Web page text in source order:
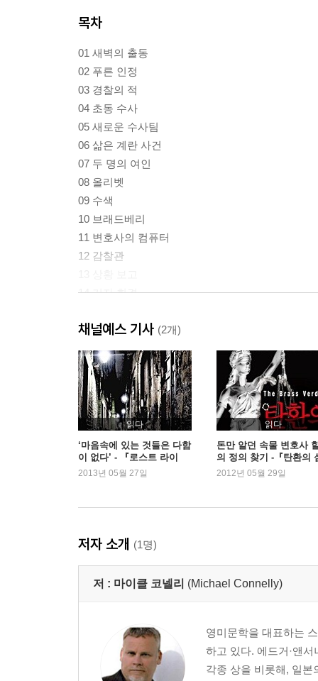
목차
01 새벽의 출동
02 푸른 인정
03 경찰의 적
04 초동 수사
05 새로운 수사팀
06 삶은 계란 사건
07 두 명의 여인
08 올리벳
09 수색
10 브래드베리
11 변호사의 컴퓨터
12 감찰관
14 기자 회견
16 중독자들
17 재앙의 시작
18 성인(聖人) 만들기
19 미스트리스 레지나
20 진실
21 거래
22 이별
23 과녁
24 알리바이
28 영장
29 남은 자의 죄책감
30 경찰관의 아내
33 낯선 도시
34 후계자
채널예스 기사 (2개)
읽다
‘마음속에 있는 것들은 다함
이 없다’ - 『로스트 라이
트』
2013년 05월 27일
읽다
돈만 알던 속물 변호사
의 정의 찾기 -『탄환의
판』
2012년 05월 29일
저자 소개 (1명)
저 : 마이클 코넬리 (Michael Connelly)
영미문학을 대표하는
하고 있다. 에드거·앤서
각종 상을 비롯해, 일본